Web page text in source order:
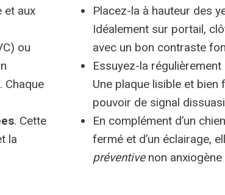
et aux
ou
Chaque
. Cette
la
Placez-la à hauteur des
Idéalement sur portail,
avec un bon contraste
Essuyez-la
Une plaque lisible et bien
pouvoir de signal
En complément d’un
fermé et d’un éclairage,
préventivenon anxiogène